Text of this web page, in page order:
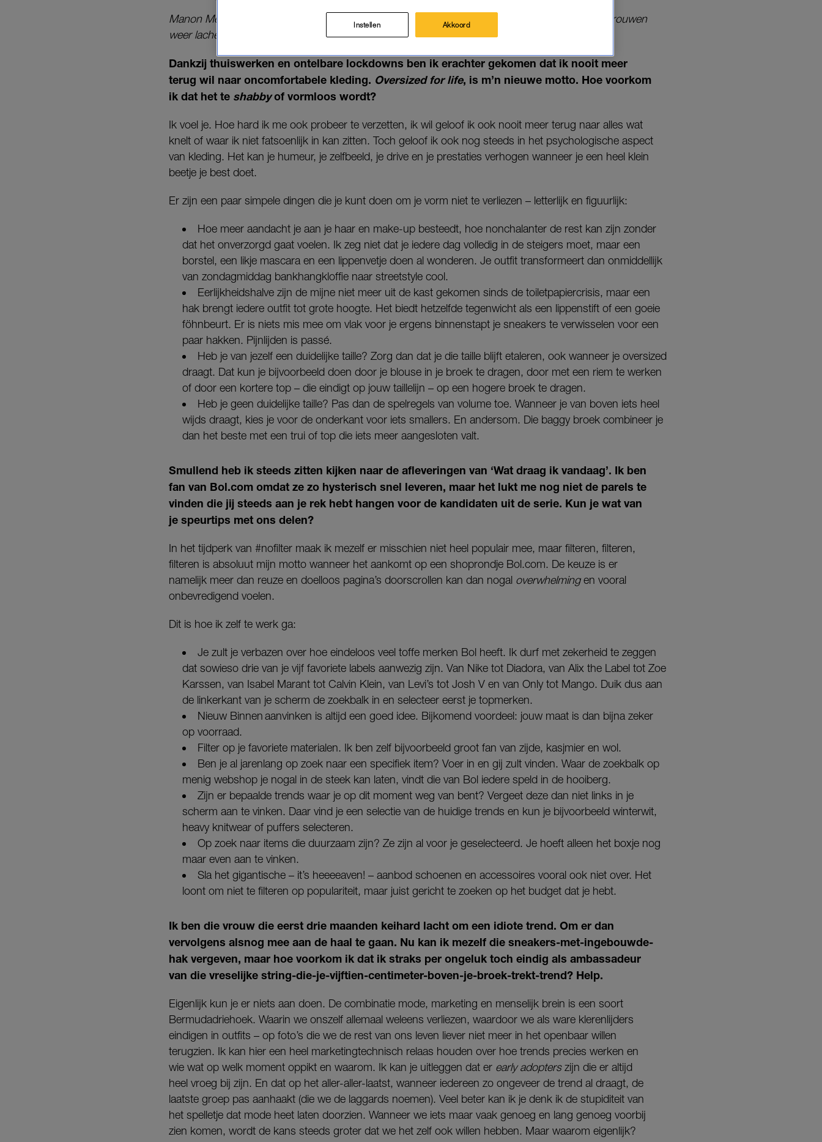
Manon Meijers schreef de bestseller Kleed Jezelf Gelukkig
. Haar missie is om zoveel mogelijk vrouwen
weer lachend voor hun spiegel en kast te krijgen.
Dankzij thuiswerken en ontelbare lockdowns ben ik erachter gekomen dat ik nooit meer
terug wil naar oncomfortabele kleding. Oversized for life, is m’n nieuwe motto. Hoe voorkom
ik dat het te shabbyof vormloos wordt?
Ik voel je. Hoe hard ik me ook probeer te verzetten, ik wil geloof ik ook nooit meer terug naar alles wat
knelt of waar ik niet fatsoenlijk in kan zitten. Toch geloof ik ook nog steeds in het psychologische aspect
van kleding. Het kan je humeur, je zelfbeeld, je drive en je prestaties verhogen wanneer je een heel klein
beetje je best doet.
Er zijn een paar simpele dingen die je kunt doen om je vorm niet te verliezen – letterlijk en figuurlijk:
Hoe meer aandacht je aan je haar en make-up besteedt, hoe nonchalanter de rest kan zijn zonder
dat het onverzorgd gaat voelen. Ik zeg niet dat je iedere dag volledig in de steigers moet, maar een
borstel, een likje mascara en een lippenvetje doen al wonderen. Je outfit transformeert dan onmiddellijk
van zondagmiddag bankhangkloffie naar streetstyle cool.
Eerlijkheidshalve zijn de mijne niet meer uit de kast gekomen sinds de toiletpapiercrisis, maar een
hak brengt iedere outfit tot grote hoogte. Het biedt hetzelfde tegenwicht als een lippenstift of een goeie
föhnbeurt. Er is niets mis mee om vlak voor je ergens binnenstapt je sneakers te verwisselen voor een
paar hakken. Pijnlijden is passé.
Heb je van jezelf een duidelijke taille? Zorg dan dat je die taille blijft etaleren, ook wanneer je oversized
draagt. Dat kun je bijvoorbeeld doen door je blouse in je broek te dragen, door met een riem te werken
of door een kortere top – die eindigt op jouw taillelijn – op een hogere broek te dragen.
Heb je geen duidelijke taille? Pas dan de spelregels van volume toe. Wanneer je van boven iets heel
wijds draagt, kies je voor de onderkant voor iets smallers. En andersom. Die baggy broek combineer je
dan het beste met een trui of top die iets meer aangesloten valt.
Smullend heb ik steeds zitten kijken naar de afleveringen van ‘Wat draag ik vandaag’. Ik ben
fan van Bol.com omdat ze zo hysterisch snel leveren, maar het lukt me nog niet de parels te
vinden die jij steeds aan je rek hebt hangen voor de kandidaten uit de serie. Kun je wat van
je speurtips met ons delen?
In het tijdperk van #nofilter maak ik mezelf er misschien niet heel populair mee, maar filteren, filteren,
filteren is absoluut mijn motto wanneer het aankomt op een shoprondje Bol.com. De keuze is er
namelijk meer dan reuze en doelloos pagina’s doorscrollen kan dan nogal overwhelmingen vooral
onbevredigend voelen.
Dit is hoe ik zelf te werk ga:
Je zult je verbazen over hoe eindeloos veel toffe merken Bol heeft. Ik durf met zekerheid te zeggen
dat sowieso drie van je vijf favoriete labels aanwezig zijn. Van Nike tot Diadora, van Alix the Label tot Zoe
Karssen, van Isabel Marant tot Calvin Klein, van Levi’s tot Josh V en van Only tot Mango. Duik dus aan
de linkerkant van je scherm de zoekbalk in en selecteer eerst je topmerken.
Nieuw Binnen aanvinken is altijd een goed idee. Bijkomend voordeel: jouw maat is dan bijna zeker
op voorraad.
Filter op je favoriete materialen. Ik ben zelf bijvoorbeeld groot fan van zijde, kasjmier en wol.
Ben je al jarenlang op zoek naar een specifiek item? Voer in en gij zult vinden. Waar de zoekbalk op
menig webshop je nogal in de steek kan laten, vindt die van Bol iedere speld in de hooiberg.
Zijn er bepaalde trends waar je op dit moment weg van bent? Vergeet deze dan niet links in je
scherm aan te vinken. Daar vind je een selectie van de huidige trends en kun je bijvoorbeeld winterwit,
heavy knitwear of puffers selecteren.
Op zoek naar items die duurzaam zijn? Ze zijn al voor je geselecteerd. Je hoeft alleen het boxje nog
maar even aan te vinken.
Sla het gigantische – it’s heeeeaven! – aanbod schoenen en accessoires vooral ook niet over. Het
loont om niet te filteren op populariteit, maar juist gericht te zoeken op het budget dat je hebt.
Ik ben die vrouw die eerst drie maanden keihard lacht om een idiote trend. Om er dan
vervolgens alsnog mee aan de haal te gaan. Nu kan ik mezelf die sneakers-met-ingebouwde-
hak vergeven, maar hoe voorkom ik dat ik straks per ongeluk toch eindig als ambassadeur
van die vreselijke string-die-je-vijftien-centimeter-boven-je-broek-trekt-trend? Help.
Eigenlijk kun je er niets aan doen. De combinatie mode, marketing en menselijk brein is een soort
Bermudadriehoek. Waarin we onszelf allemaal weleens verliezen, waardoor we als ware klerenlijders
eindigen in outfits – op foto’s die we de rest van ons leven liever niet meer in het openbaar willen
terugzien. Ik kan hier een heel marketingtechnisch relaas houden over hoe trends precies werken en
wie wat op welk moment oppikt en waarom. Ik kan je uitleggen dat er early adopterszijn die er altijd
heel vroeg bij zijn. En dat op het aller-aller-laatst, wanneer iedereen zo ongeveer de trend al draagt, de
laatste groep pas aanhaakt (die we de laggards noemen). Veel beter kan ik je denk ik de stupiditeit van
het spelletje dat mode heet laten doorzien. Wanneer we iets maar vaak genoeg en lang genoeg voorbij
zien komen, wordt de kans steeds groter dat we het zelf ook willen hebben. Maar waarom eigenlijk?
Instellen Akkoord